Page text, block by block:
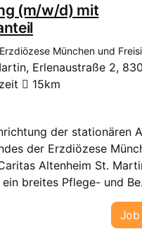
(m/w/d) mit
München und
Erlenaustraße 2,
15km
der stationären
der Erzdiözese
Altenheim St.
breites Pflege- und
Job